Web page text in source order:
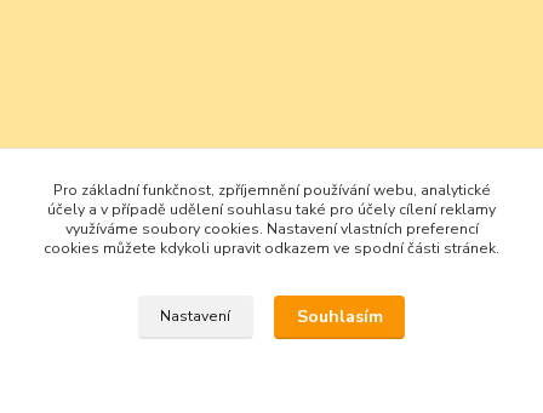
Pro základní funkčnost, zpříjemnění používání webu, analytické
účely a v případě udělení souhlasu také pro účely cílení reklamy
využíváme soubory cookies. Nastavení vlastních preferencí
cookies můžete kdykoli upravit odkazem ve spodní části stránek.
Nastavení Souhlasím